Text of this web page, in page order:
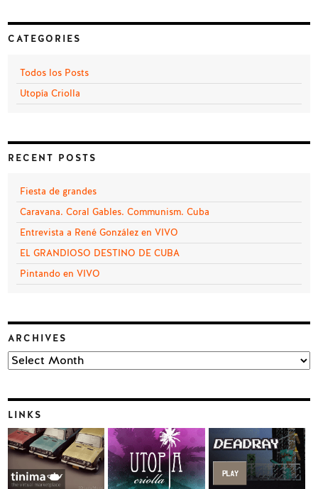
CATEGORIES
Todos los Posts
Utopía Criolla
RECENT POSTS
Fiesta de grandes
Caravana. Coral Gables. Communism. Cuba
Entrevista a René González en VIVO
EL GRANDIOSO DESTINO DE CUBA
Pintando en VIVO
ARCHIVES
Archives
LINKS